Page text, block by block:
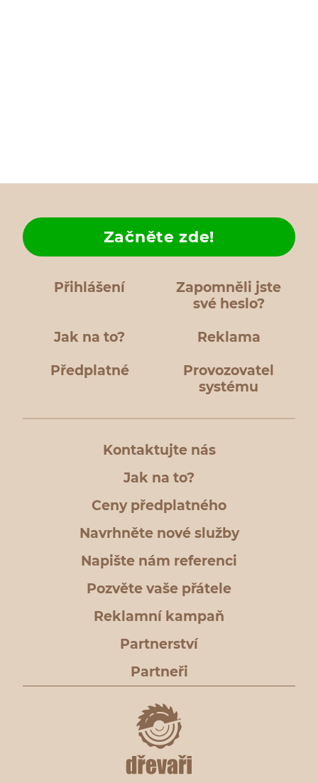
Přihlášení
Zapomněli jste
své heslo?
Jak na to?
Začněte zde!
Reklama
Předplatné
Provozovatel
systému
Kontaktujte nás
Jak na to?
Ceny předplatného
Navrhněte nové služby
Napište nám referenci
Pozvěte vaše přátele
Reklamní kampaň
Partnerství
Partneři